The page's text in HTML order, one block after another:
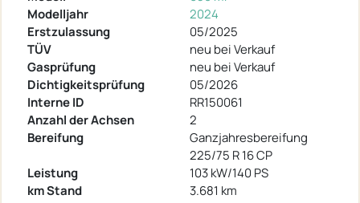
Modelljahr
2024
Erstzulassung
05/2025
TÜV
neu bei Verkauf
Gasprüfung
neu bei Verkauf
Dichtigkeitsprüfung
05/2026
Interne ID
RR150061
Anzahl der Achsen
2
Bereifung
Ganzjahresbereifung
225/75 R 16 CP
Leistung
103 kW/140 PS
km Stand
3.681 km